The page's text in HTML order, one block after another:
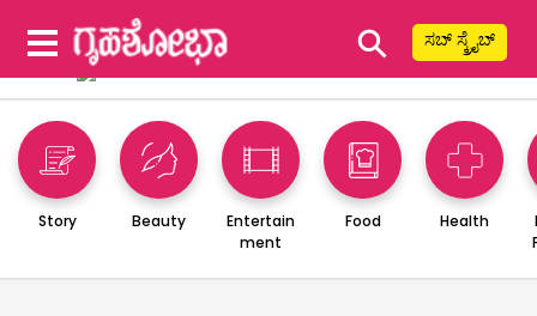
⚲ ಸಬ್ ಸ್ಕ್ರೈಬ್
Story Beauty
Entertain
ment
Food Health